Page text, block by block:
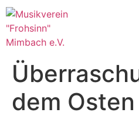
dem Osten